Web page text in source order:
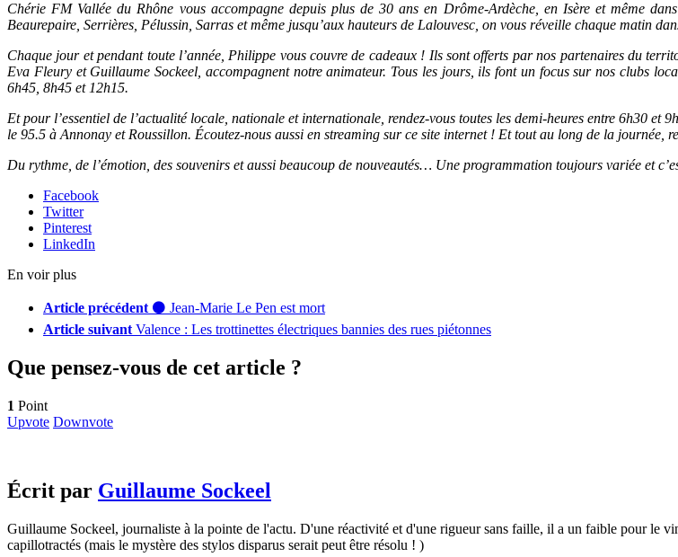
Chérie FM Vallée du Rhône vous accompagne depuis plus de 30 ans en Drôme-Ardèche, en Isère et même
Beaurepaire, Serrières, Pélussin, Sarras et même jusqu’aux hauteurs de Lalouvesc, on vous réveille chaque matin
Chaque jour et pendant toute l’année, Philippe vous couvre de cadeaux ! Ils sont offerts par nos partenaires du
Eva Fleury et Guillaume Sockeel, accompagnent notre animateur. Tous les jours, ils font un focus sur nos clubs
6h45, 8h45 et 12h15.
Et pour l’essentiel de l’actualité locale, nationale et internationale, rendez-vous toutes les demi-heures entre 6h30
le 95.5 à Annonay et Roussillon. Écoutez-nous aussi en streaming sur ce site internet ! Et tout au long de la journée,
Du rythme, de l’émotion, des souvenirs et aussi beaucoup de nouveautés… Une programmation toujours variée et
Facebook
Twitter
Pinterest
LinkedIn
En voir plus
Article précédent ⚫️ Jean-Marie Le Pen est mort
Article suivant Valence : Les trottinettes électriques bannies des rues piétonnes
Que pensez-vous de cet article ?
1 Point
Upvote Downvote
Écrit par Guillaume Sockeel
Guillaume Sockeel, journaliste à la pointe de l'actu. D'une réactivité et d'une rigueur sans faille, il a un faible pour le
capillotractés (mais le mystère des stylos disparus serait peut être résolu ! )